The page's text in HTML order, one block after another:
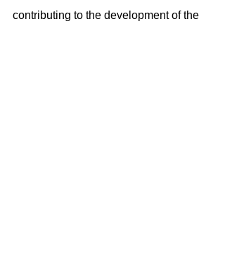
contributing to the development of the